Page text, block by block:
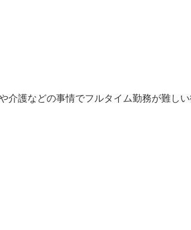
護などの事情でフルタイム勤務が難しい